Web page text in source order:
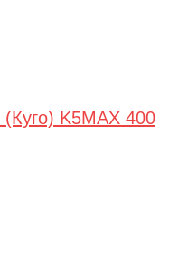
K5MAX 400